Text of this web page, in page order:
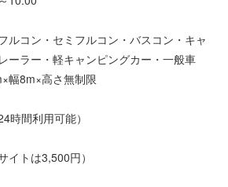
ルコン・セミフルコン・バスコン・キャ
ーラー・軽キャンピングカー・一般車
幅8m×高さ無制限
時間利用可能）
イトは3,500円）